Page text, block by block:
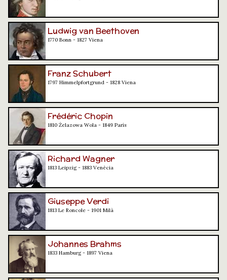
Ludwig van Beethoven
1770 Bonn - 1827 Viena
Franz Schubert
1797 Himmelpfortgrund - 1828 Viena
Frédéric Chopin
1810 Żelazowa Wola - 1849 París
Richard Wagner
1813 Leipzig - 1883 Venècia
Giuseppe Verdi
1813 Le Roncole - 1901 Milà
Johannes Brahms
1833 Hamburg - 1897 Viena